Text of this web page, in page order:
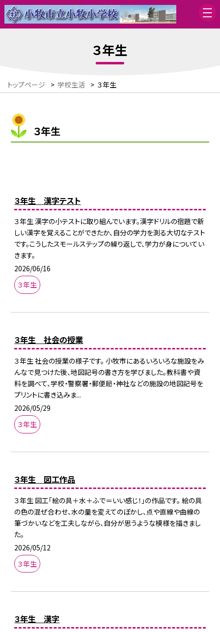
３年生
トップページ > 学校生活 > ３年生
３年生
３年生 漢字テスト
３年生 漢字の小テストに取り組んでいます。漢字ドリルの宿題で新
しい漢字を覚えることができたか、自分の学力を測る大切なテスト
です。こうしたスモールステップの繰り返しで、学力が身についてい
きます。
2026/06/16
３年生
３年生 社会の授業
３年生 社会の授業の様子です。 小牧市にあるいろいろな施設をみ
んなで見つけた後、地図記号の書き方を学びました。教科書や資
料を調べて、学校・警察署・郵便局・神社などの施設の地図記号を
プリントに書き込みま...
2026/05/29
３年生
３年生 図工作品
３年生 図工「絵の具＋水＋ふで＝いい感じ！」の作品です。 絵の具
の色の混ぜ合わせ、水の量を変えてのぼかし、点や直線や曲線の
筆づかいなどを工夫しながら、自分が思うような模様を描きまし
た。
2026/05/12
３年生
３年生 漢字